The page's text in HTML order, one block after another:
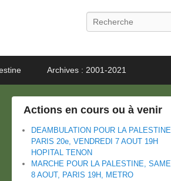
Recherche
Archives : 2001-2021
Actions en cours ou à venir
DEAMBULATION POUR LA
PARIS 20e, VENDREDI 7 AOUT 19H
HOPITAL TENON
MARCHE POUR LA PALESTINE,
8 AOUT, PARIS 19H, METRO